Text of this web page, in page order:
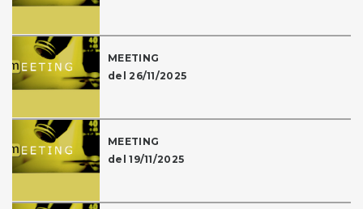
MEETING
del 26/11/2025
MEETING
del 19/11/2025